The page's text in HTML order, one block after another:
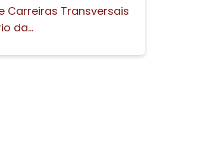
Carreiras Transversais
da...